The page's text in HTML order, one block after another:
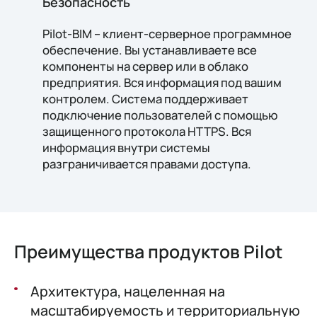
Pilot-BIM – клиент-серверное программное
обеспечение. Вы устанавливаете все
компоненты на сервер или в облако
предприятия. Вся информация под вашим
контролем. Система поддерживает
подключение пользователей с помощью
защищенного протокола HTTPS. Вся
информация внутри системы
разграничивается правами доступа.
Преимущества продуктов Pilot
Архитектура, нацеленная на
масштабируемость и территориальную